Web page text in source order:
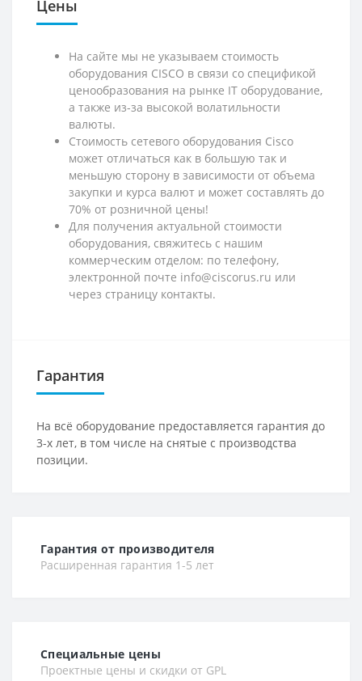
Цены
На сайте мы не указываем стоимость
оборудования CISCO в связи со спецификой
ценообразования на рынке IT оборудование,
а также из-за высокой волатильности
валюты.
Стоимость сетевого оборудования Cisco
может отличаться как в большую так и
меньшую сторону в зависимости от объема
закупки и курса валют и может составлять до
70% от розничной цены!
Для получения актуальной стоимости
оборудования, свяжитесь с нашим
коммерческим отделом: по телефону,
электронной почте info@ciscorus.ru или
через страницу контакты.
Гарантия
На всё оборудование предоставляется гарантия до
3-х лет, в том числе на снятые с производства
позиции.
Гарантия от производителя
Расширенная гарантия 1-5 лет
Специальные цены
Проектные цены и скидки от GPL